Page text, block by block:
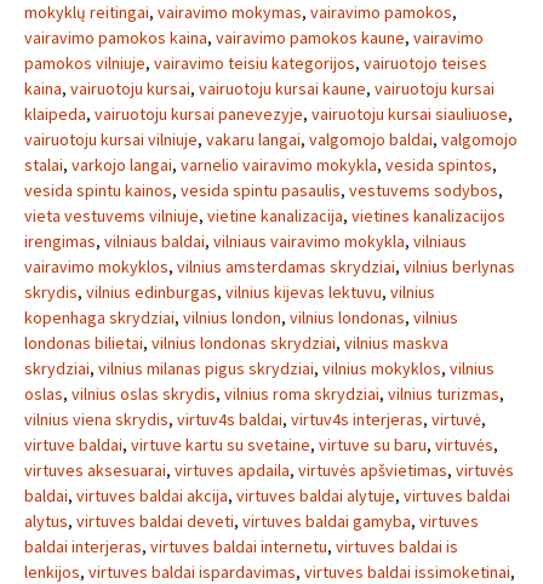
mokyklų reitingai, vairavimo mokymas, vairavimo pamokos,
vairavimo pamokos kaina, vairavimo pamokos kaune, vairavimo
pamokos vilniuje, vairavimo teisiu kategorijos, vairuotojo teises
kaina, vairuotoju kursai, vairuotoju kursai kaune, vairuotoju kursai
klaipeda, vairuotoju kursai panevezyje, vairuotoju kursai siauliuose,
vairuotoju kursai vilniuje, vakaru langai, valgomojo baldai, valgomojo
stalai, varkojo langai, varnelio vairavimo mokykla, vesida spintos,
vesida spintu kainos, vesida spintu pasaulis, vestuvems sodybos,
vieta vestuvems vilniuje, vietine kanalizacija, vietines kanalizacijos
irengimas, vilniaus baldai, vilniaus vairavimo mokykla, vilniaus
vairavimo mokyklos, vilnius amsterdamas skrydziai, vilnius berlynas
skrydis, vilnius edinburgas, vilnius kijevas lektuvu, vilnius
kopenhaga skrydziai, vilnius london, vilnius londonas, vilnius
londonas bilietai, vilnius londonas skrydziai, vilnius maskva
skrydziai, vilnius milanas pigus skrydziai, vilnius mokyklos, vilnius
oslas, vilnius oslas skrydis, vilnius roma skrydziai, vilnius turizmas,
vilnius viena skrydis, virtuv4s baldai, virtuv4s interjeras, virtuvė,
virtuve baldai, virtuve kartu su svetaine, virtuve su baru, virtuvės,
virtuves aksesuarai, virtuves apdaila, virtuvės apšvietimas, virtuvės
baldai, virtuves baldai akcija, virtuves baldai alytuje, virtuves baldai
alytus, virtuves baldai deveti, virtuves baldai gamyba, virtuves
baldai interjeras, virtuves baldai internetu, virtuves baldai is
lenkijos, virtuves baldai ispardavimas, virtuves baldai issimoketinai,